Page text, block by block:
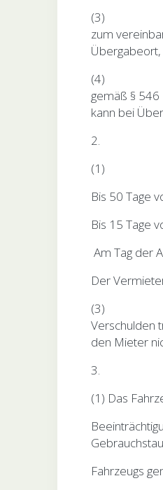
(3) Das
zum
(4)
gemäß §
kann bei
(1) Für
Bis 50 Tage
Bis 15 Tage
Am Tag der
Der
(3) Wird
Verschulden
den Mieter
(1) Das
Fahrzeugs